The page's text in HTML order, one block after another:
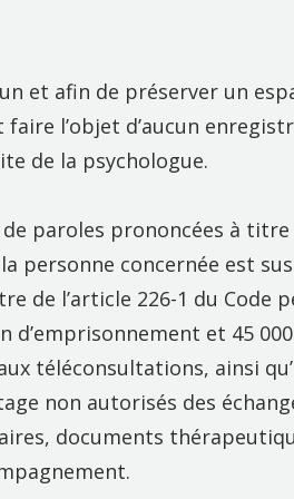
et afin de préserver un
l’objet d’aucun
de la psychologue.
paroles prononcées à
personne concernée est
de l’article 226-1 du Code
d’emprisonnement et 45 000
téléconsultations, ainsi
non autorisés des
documents